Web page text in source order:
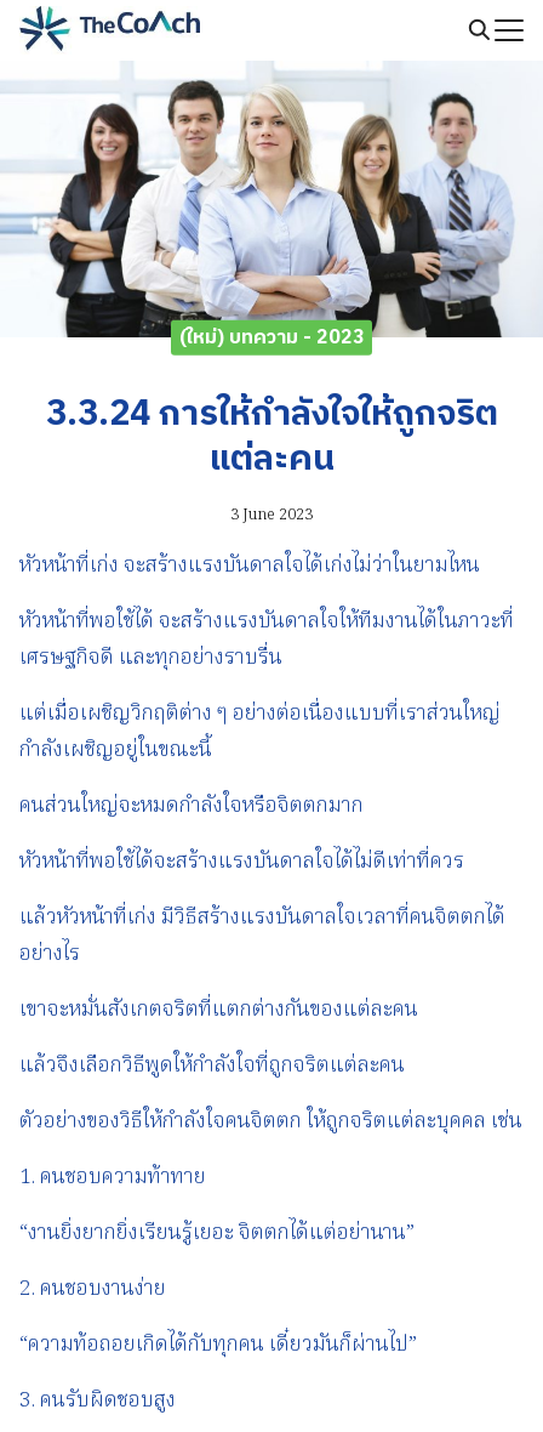
Skip
content
for:
(ใหม่) บทความ - 2023
3.3.24 การให้กำลังใจให้ถูกจริต
แต่ละคน
3 June 2023
หัวหน้าที่เก่ง จะสร้างแรงบันดาลใจได้เก่งไม่ว่าในยามไหน
หัวหน้าที่พอใช้ได้ จะสร้างแรงบันดาลใจให้ทีมงานได้ในภาวะที่
เศรษฐกิจดี และทุกอย่างราบรื่น
แต่เมื่อเผชิญวิกฤติต่าง ๆ อย่างต่อเนื่องแบบที่เราส่วนใหญ่
กำลังเผชิญอยู่ในขณะนี้
คนส่วนใหญ่จะหมดกำลังใจหรือจิตตกมาก
หัวหน้าที่พอใช้ได้จะสร้างแรงบันดาลใจได้ไม่ดีเท่าที่ควร
แล้วหัวหน้าที่เก่ง มีวิธีสร้างแรงบันดาลใจเวลาที่คนจิตตกได้
อย่างไร
เขาจะหมั่นสังเกตจริตที่แตกต่างกันของแต่ละคน
แล้วจึงเลือกวิธีพูดให้กำลังใจที่ถูกจริตแต่ละคน
ตัวอย่างของวิธีให้กำลังใจคนจิตตก ให้ถูกจริตแต่ละบุคคล เช่น
1. คนชอบความท้าทาย
“งานยิ่งยากยิ่งเรียนรู้เยอะ จิตตกได้แต่อย่านาน”
2. คนชอบงานง่าย
“ความท้อถอยเกิดได้กับทุกคน เดี๋ยวมันก็ผ่านไป”
3. คนรับผิดชอบสูง